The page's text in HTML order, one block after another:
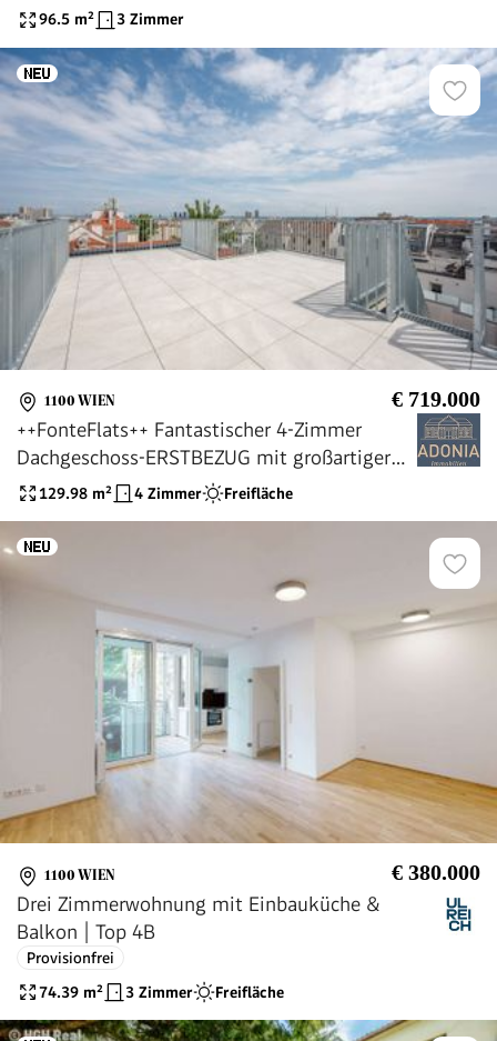
96.5 m² 3 Zimmer
1100 WIEN € 719.000
++FonteFlats++ Fantastischer 4-Zimmer
Dachgeschoss-ERSTBEZUG mit großartiger
Dachterrasse
129.98 m² 4 Zimmer Freifläche
1100 WIEN € 380.000
Drei Zimmerwohnung mit Einbauküche &
Balkon | Top 4B
Provisionfrei
74.39 m² 3 Zimmer Freifläche